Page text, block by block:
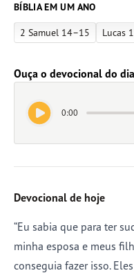
BÍBLIA EM UM ANO
2 Samuel 14–15 Lucas
Ouça o devocional do dia
Play Audio
0:00
Devocional de hoje
“Eu sabia que para ter
minha esposa e meus
conseguia fazer isso.